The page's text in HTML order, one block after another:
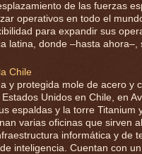
de las fuerzas
operativos en todo el
para expandir sus
latina, donde –hasta ahora–,
Chile
y protegida mole de acero y
Unidos en Chile, en
espaldas y la torre Titanium
varias oficinas que sirven
informática y de
inteligencia. Cuentan con